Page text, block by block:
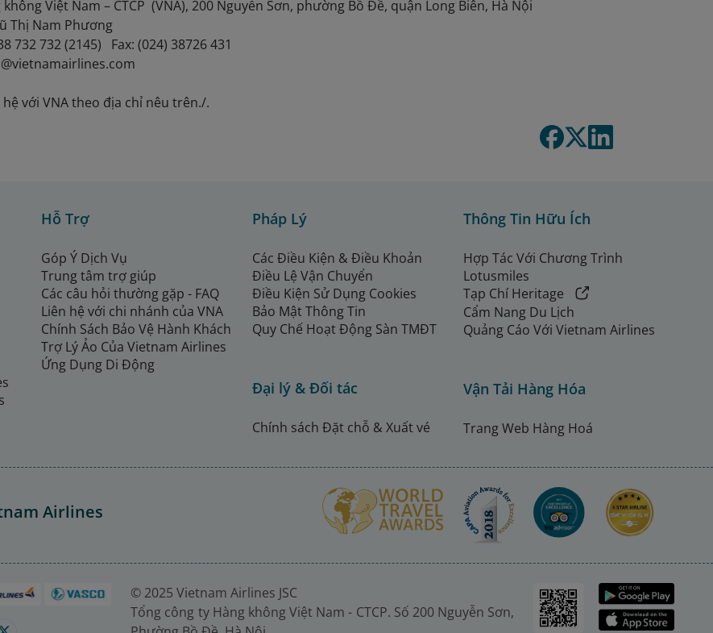
Việt Nam – CTCP (VNA), 200 Nguyễn Sơn, phường Bồ Đề, quận Long Biên, Hà Nội
Thị Nam Phương
732 732 (2145) Fax: (024) 38726 431
với VNA theo địa chỉ nêu trên./.
Hỗ Trợ
Góp Ý Dịch Vụ
Trung tâm trợ giúp
Các câu hỏi thường gặp - FAQ
Liên hệ với chi nhánh của VNA
Chính Sách Bảo Vệ Hành Khách
Trợ Lý Ảo Của Vietnam Airlines
Ứng Dụng Di Động
Pháp Lý
Các Điều Kiện & Điều Khoản
Điều Lệ Vận Chuyển
Điều Kiện Sử Dụng Cookies
Bảo Mật Thông Tin
Quy Chế Hoạt Động Sàn TMĐT
Đại lý & Đối tác
Chính sách Đặt chỗ & Xuất vé
Thông Tin Hữu Ích
Hợp Tác Với Chương Trình
Lotusmiles
Tạp Chí Heritage
Cẩm Nang Du Lịch
Quảng Cáo Với Vietnam Airlines
Vận Tải Hàng Hóa
Trang Web Hàng Hoá
Airlines
© 2025 Vietnam Airlines JSC
Tổng công ty Hàng không Việt Nam - CTCP. Số 200 Nguyễn Sơn,